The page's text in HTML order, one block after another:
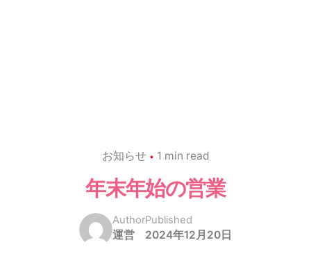
お知らせ 1 min read
年末年始の営業
Author
運営
Published
2024年12月20日